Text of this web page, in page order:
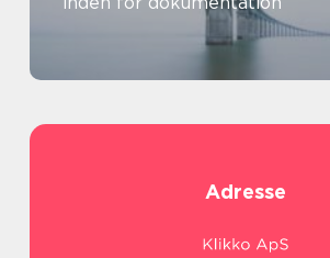
Adresse